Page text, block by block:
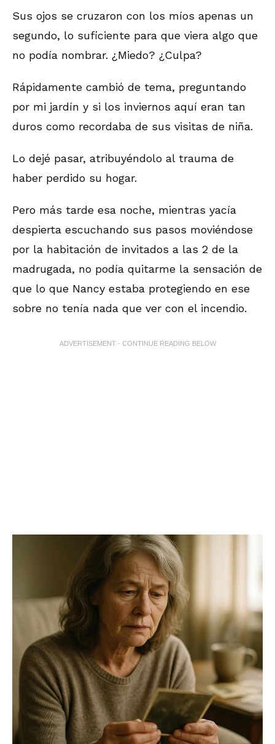
Sus ojos se cruzaron con los míos apenas un
segundo, lo suficiente para que viera algo que
no podía nombrar. ¿Miedo? ¿Culpa?
Rápidamente cambió de tema, preguntando
por mi jardín y si los inviernos aquí eran tan
duros como recordaba de sus visitas de niña.
Lo dejé pasar, atribuyéndolo al trauma de
haber perdido su hogar.
Pero más tarde esa noche, mientras yacía
despierta escuchando sus pasos moviéndose
por la habitación de invitados a las 2 de la
madrugada, no podía quitarme la sensación de
que lo que Nancy estaba protegiendo en ese
sobre no tenía nada que ver con el incendio.
ADVERTISEMENT - CONTINUE READING BELOW